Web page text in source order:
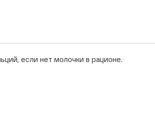
если нет молочки в рационе.